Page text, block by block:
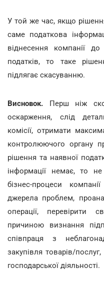
У той же час, якщо
саме податкова
віднесення компанії
податків, то таке
підлягає скасуванню.
Висновок. Перш ніж
оскарження, слід
комісії, отримати
контролюючого органу
рішення та наявної
інформації немає, то
бізнес-процеси
джерела проблем,
операції, перевірити
причиною визнання
співпраця з
закупівля товарів/
господарської діяльності.